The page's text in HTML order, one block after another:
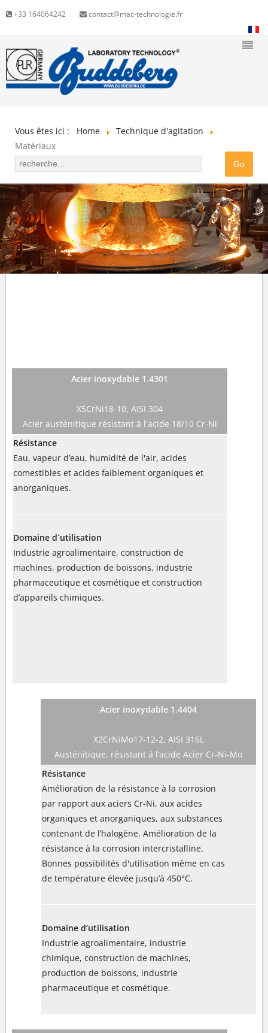
+33 164064242 contact@mac-technologie.fr
Vous êtes ici : Home
Technique d'agitation
Matériaux
Acier inoxydable 1.4301
X5CrNi18-10, AISI 304
Acier austénitique résistant à l'acide 18/10 Cr-Ni
Résistance
Eau, vapeur d’eau, humidité de l'air, acides
comestibles et acides faiblement organiques et
anorganiques.
Domaine d´utilisation
Industrie agroalimentaire, construction de
machines, production de boissons, industrie
pharmaceutique et cosmétique et construction
d’appareils chimiques.
Acier inoxydable 1.4404
X2CrNiMo17-12-2, AISI 316L
Austénitique, résistant à l’acide Acier Cr-Ni-Mo
Résistance
Amélioration de la résistance à la corrosion
par rapport aux aciers Cr-Ni, aux acides
organiques et anorganiques, aux substances
contenant de l’halogène. Amélioration de la
résistance à la corrosion intercristalline.
Bonnes possibilités d'utilisation même en cas
de température élevée jusqu’à 450°C.
Domaine d’utilisation
Industrie agroalimentaire, industrie
chimique, construction de machines,
production de boissons, industrie
pharmaceutique et cosmétique.